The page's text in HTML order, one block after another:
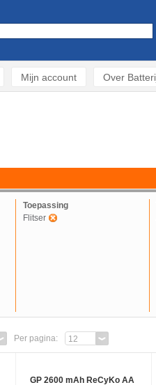
Mijn account Over
Toepassing
Flitser
Per pagina: 12
GP 2600 mAh ReCyKo AA